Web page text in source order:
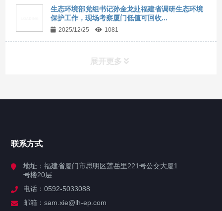
生态环境部党组书记孙金龙赴福建省调研生态环境
保护工作，现场考察厦门低值可回收...
2025/12/25 1081
展开更多
产品中心
联系方式
地址：福建省厦门市思明区莲岳里221号公交大厦1
号楼20层
电话：0592-5033088
邮箱：sam.xie@lh-ep.com